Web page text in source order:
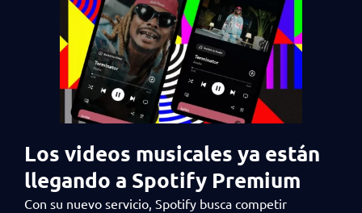
Los videos musicales ya están
llegando a Spotify Premium
Con su nuevo servicio, Spotify busca competir